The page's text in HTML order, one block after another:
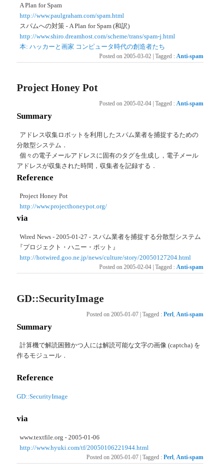
A Plan for Spam
http://www.paulgraham.com/spam.html
スパムへの対策 - A Plan for Spam (和訳)
http://www.shiro.dreamhost.com/scheme/trans/spam-j.html
本: ハッカーと画家 コンピュータ時代の創造者たち
Posted on 2005-03-02 Tagged : Anti-spam
Project Honey Pot
Posted on 2005-02-04 | Tagged : Anti-spam
Summary
アドレス収集ロボットを利用したスパム業者を捕捉するための
分散型システム．
個々の電子メールアドレスに固有のタグを生成し，電子メール
アドレスが収集された時間，収集者を記録する．
Reference
Project Honey Pot
http://www.projecthoneypot.org/
via
Wired News - 2005-01-27 - スパム業者を捕捉する分散型システム
『プロジェクト・ハニー・ポット』
http://hotwired.goo.ne.jp/news/culture/story/20050127204.html
Posted on 2005-02-04 Tagged : Anti-spam
GD::SecurityImage
Posted on 2005-01-07 | Tagged : Perl, Anti-spam
Summary
計算機で解読困難かつ人には解読可能な文字の画像 (captcha) を
作るモジュール．
Reference
GD::SecurityImage
via
www.textfile.org - 2005-01-06
http://www.hyuki.com/tf/20050106221944.html
Posted on 2005-01-07 | Tagged : Perl, Anti-spam